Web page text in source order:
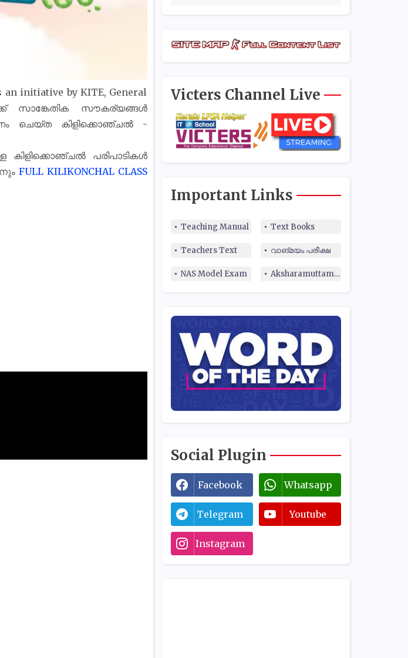
an initiative by KITE, General
സാങ്കേതിക സൗകര്യങ്ങൾ
ചെയ്ത കിളിക്കൊഞ്ചൽ -
പരിപാടികൾ
FULL KILIKONCHAL CLASS
Victers Channel Live
Important Links
Teaching Manual Text Books
Teachers Text വാങ്മയം പരീക്ഷ
NAS Model Exam Aksharamuttam Quiz
Social Plugin
Facebook Whatsapp
Telegram Youtube
Instagram